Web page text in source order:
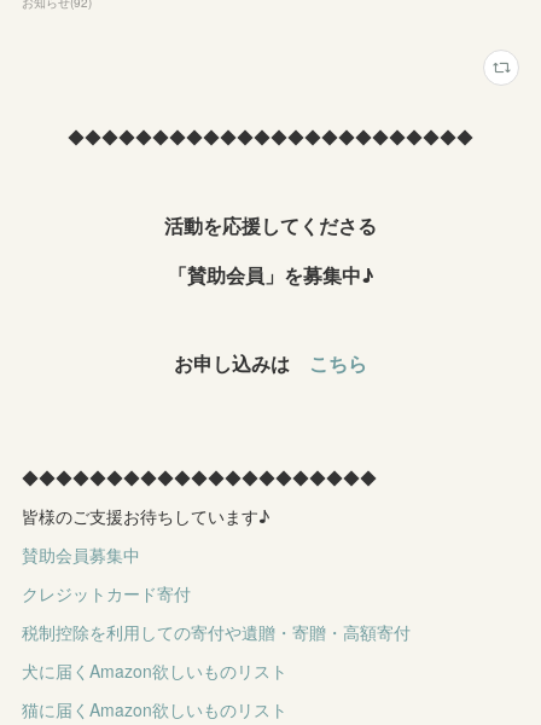
◆◆◆◆◆◆◆◆◆◆◆◆◆◆◆◆◆◆◆◆◆◆◆◆
活動を応援してくださる
「賛助会員」を募集中♪
お申し込みは こちら
◆◆◆◆◆◆◆◆◆◆◆◆◆◆◆◆◆◆◆◆◆
皆様のご支援お待ちしています♪
賛助会員募集中
クレジットカード寄付
税制控除を利用しての寄付や遺贈・寄贈・高額寄付
犬に届くAmazon欲しいものリスト
猫に届くAmazon欲しいものリスト